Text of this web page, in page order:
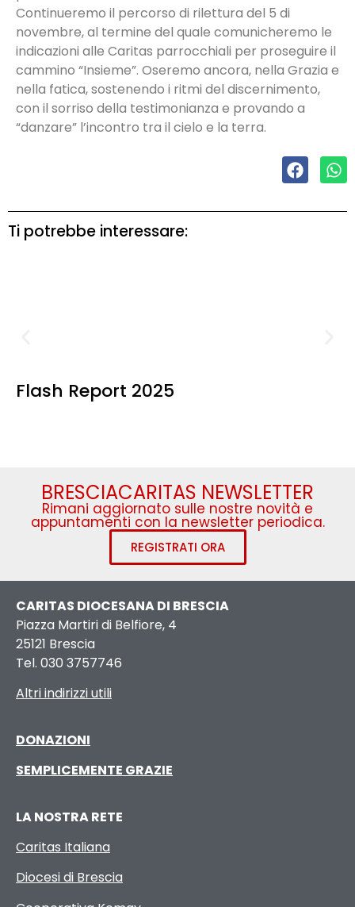
Continueremo il percorso di rilettura del 5 di
novembre, al termine del quale comunicheremo le
indicazioni alle Caritas parrocchiali per proseguire il
cammino “Insieme”. Oseremo ancora, nella Grazia e
nella fatica, sostenendo i ritmi del discernimento,
con il sorriso della testimonianza e provando a
“danzare” l’incontro tra il cielo e la terra.
Ti potrebbe interessare:
Flash Report 2025
BRESCIACARITAS NEWSLETTER
Rimani aggiornato sulle nostre novità e
appuntamenti con la newsletter periodica.
REGISTRATI ORA
CARITAS DIOCESANA DI BRESCIA
Piazza Martiri di Belfiore, 4
25121 Brescia
Tel. 030 3757746
Altri indirizzi utili
DONAZIONI
SEMPLICEMENTE GRAZIE
LA NOSTRA RETE
Caritas Italiana
Diocesi di Brescia